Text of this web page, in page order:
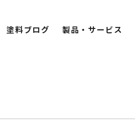
塗料ブログ 製品・サービス